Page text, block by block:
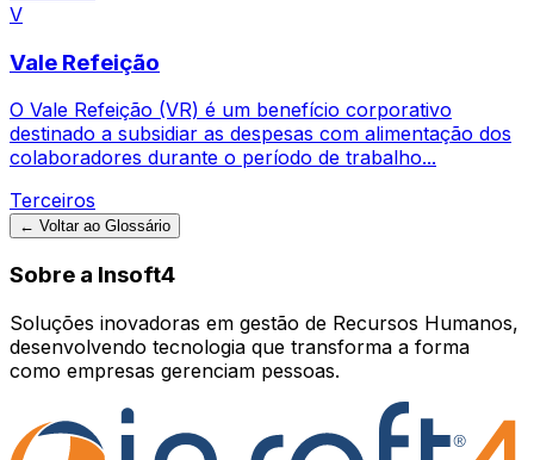
V
Vale Refeição
O Vale Refeição (VR) é um benefício corporativo
destinado a subsidiar as despesas com alimentação dos
colaboradores durante o período de trabalho...
Terceiros
← Voltar ao Glossário
Sobre a Insoft4
Soluções inovadoras em gestão de Recursos Humanos,
desenvolvendo tecnologia que transforma a forma
como empresas gerenciam pessoas.